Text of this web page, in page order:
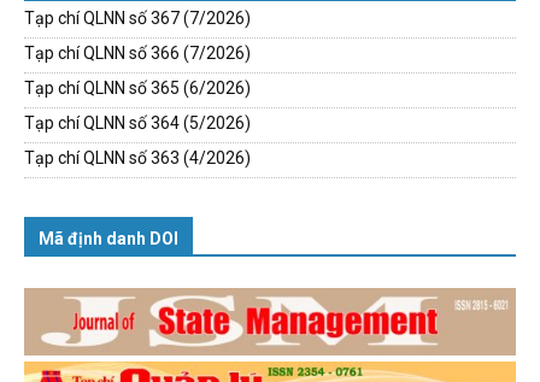
Tạp chí QLNN số 367 (7/2026)
Tạp chí QLNN số 366 (7/2026)
Tạp chí QLNN số 365 (6/2026)
Tạp chí QLNN số 364 (5/2026)
Tạp chí QLNN số 363 (4/2026)
Mã định danh DOI